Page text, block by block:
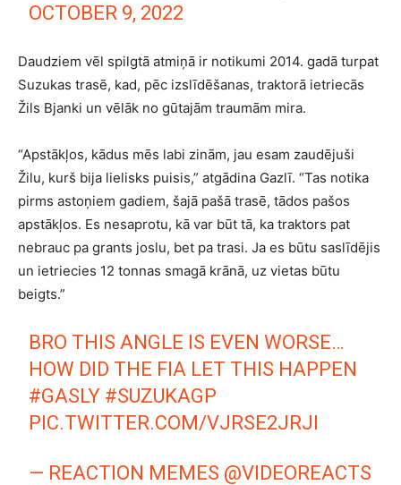
OCTOBER 9, 2022
Daudziem vēl spilgtā atmiņā ir notikumi 2014. gadā turpat
Suzukas trasē, kad, pēc izslīdēšanas, traktorā ietriecās
Žils Bjanki un vēlāk no gūtajām traumām mira.
“Apstākļos, kādus mēs labi zinām, jau esam zaudējuši
Žilu, kurš bija lielisks puisis,” atgādina Gazlī. “Tas notika
pirms astoņiem gadiem, šajā pašā trasē, tādos pašos
apstākļos. Es nesaprotu, kā var būt tā, ka traktors pat
nebrauc pa grants joslu, bet pa trasi. Ja es būtu saslīdējis
un ietriecies 12 tonnas smagā krānā, uz vietas būtu
beigts.”
BRO THIS ANGLE IS EVEN WORSE…
HOW DID THE FIA LET THIS HAPPEN
#GASLY #SUZUKAGP
PIC.TWITTER.COM/VJRSE2JRJI
— REACTION MEMES @VIDEOREACTS